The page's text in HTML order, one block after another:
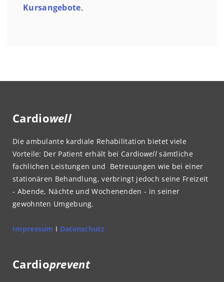
Kursangebote.
Cardiowell
Die ambulante kardiale Rehabilitation bietet viele
Vorteile: Der Patient erhält bei Cardiowellsämtliche
fachlichen Leistungen und Betreuungen wie bei einer
stationären Behandlung, verbringt jedoch seine Freizeit
- Abende, Nächte und Wochenenden - in seiner
gewohnten Umgebung.
Impressum I Datenschutz
Cardioprevent